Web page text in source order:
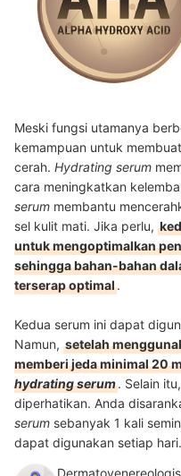
Meski fungsi utamanya
kemampuan untuk
cerah. Hydrating serum
cara meningkatkan
serum membantu
sel kulit mati. Jika perlu,
untuk mengoptimalkan
sehingga bahan-bahan
terserap optimal.
Kedua serum ini dapat
Namun, setelah
memberi jeda minimal 20
hydrating serum. Selain
diperhatikan. Anda
serum sebanyak 1 kali
dapat digunakan setiap hari.